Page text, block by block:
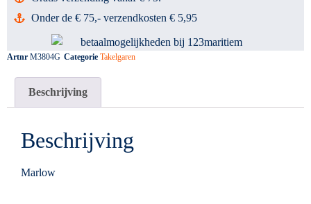
Onder de € 75,- verzendkosten € 5,95
Artnr M3804G Categorie Takelgaren
Beschrijving
Beschrijving
Marlow